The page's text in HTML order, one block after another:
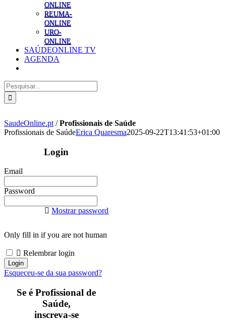
ONLINE
REUMA-
ONLINE
URO-
ONLINE
SAÚDEONLINE TV
AGENDA
Pesquisar
SaudeOnline.pt /Profissionais de Saúde
Profissionais de SaúdeErica Quaresma2025-09-22T13:41:53+01:00
Login
Email
Password
Mostrar password
Only fill in if you are not human
Relembrar login
Esqueceu-se da sua password?
Se é Profissional de
Saúde,
inscreva-se